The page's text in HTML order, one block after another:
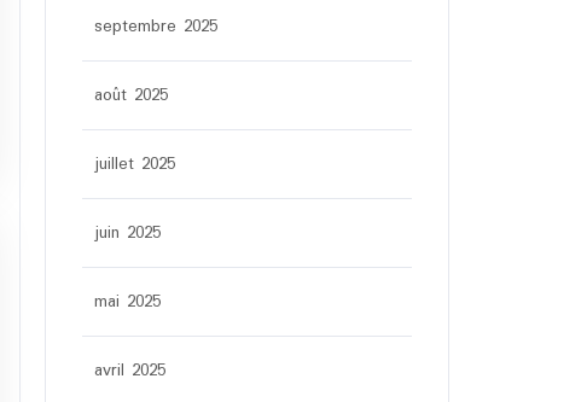
septembre 2025
août 2025
juillet 2025
juin 2025
mai 2025
avril 2025